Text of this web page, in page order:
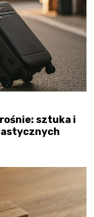
sztuka i